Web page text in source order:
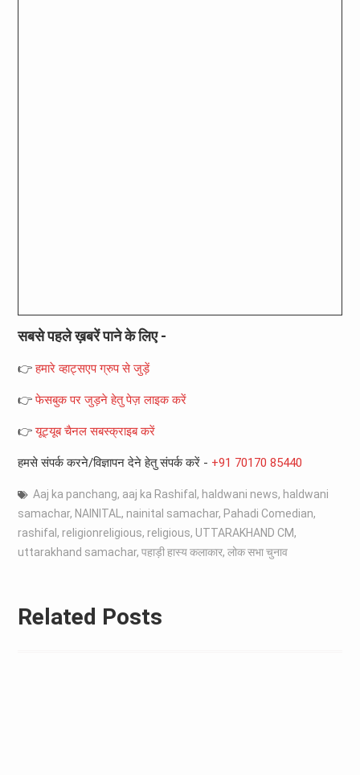
सबसे पहले ख़बरें पाने के लिए -
👉हमारे व्हाट्सएप ग्रुप से जुड़ें
👉फेसबुक पर जुड़ने हेतु पेज़ लाइक करें
👉यूट्यूब चैनल सबस्क्राइब करें
हमसे संपर्क करने/विज्ञापन देने हेतु संपर्क करें - +91 70170 85440
Aaj ka panchang, aaj ka Rashifal , haldwani news, haldwani
samachar, NAINITAL , nainital samachar, Pahadi Comedian,
rashifal , religionreligious, religious, UTTARAKHAND CM,
uttarakhand samachar, पहाड़ी हास्य कलाकार, लोक सभा चुनाव
Related Posts